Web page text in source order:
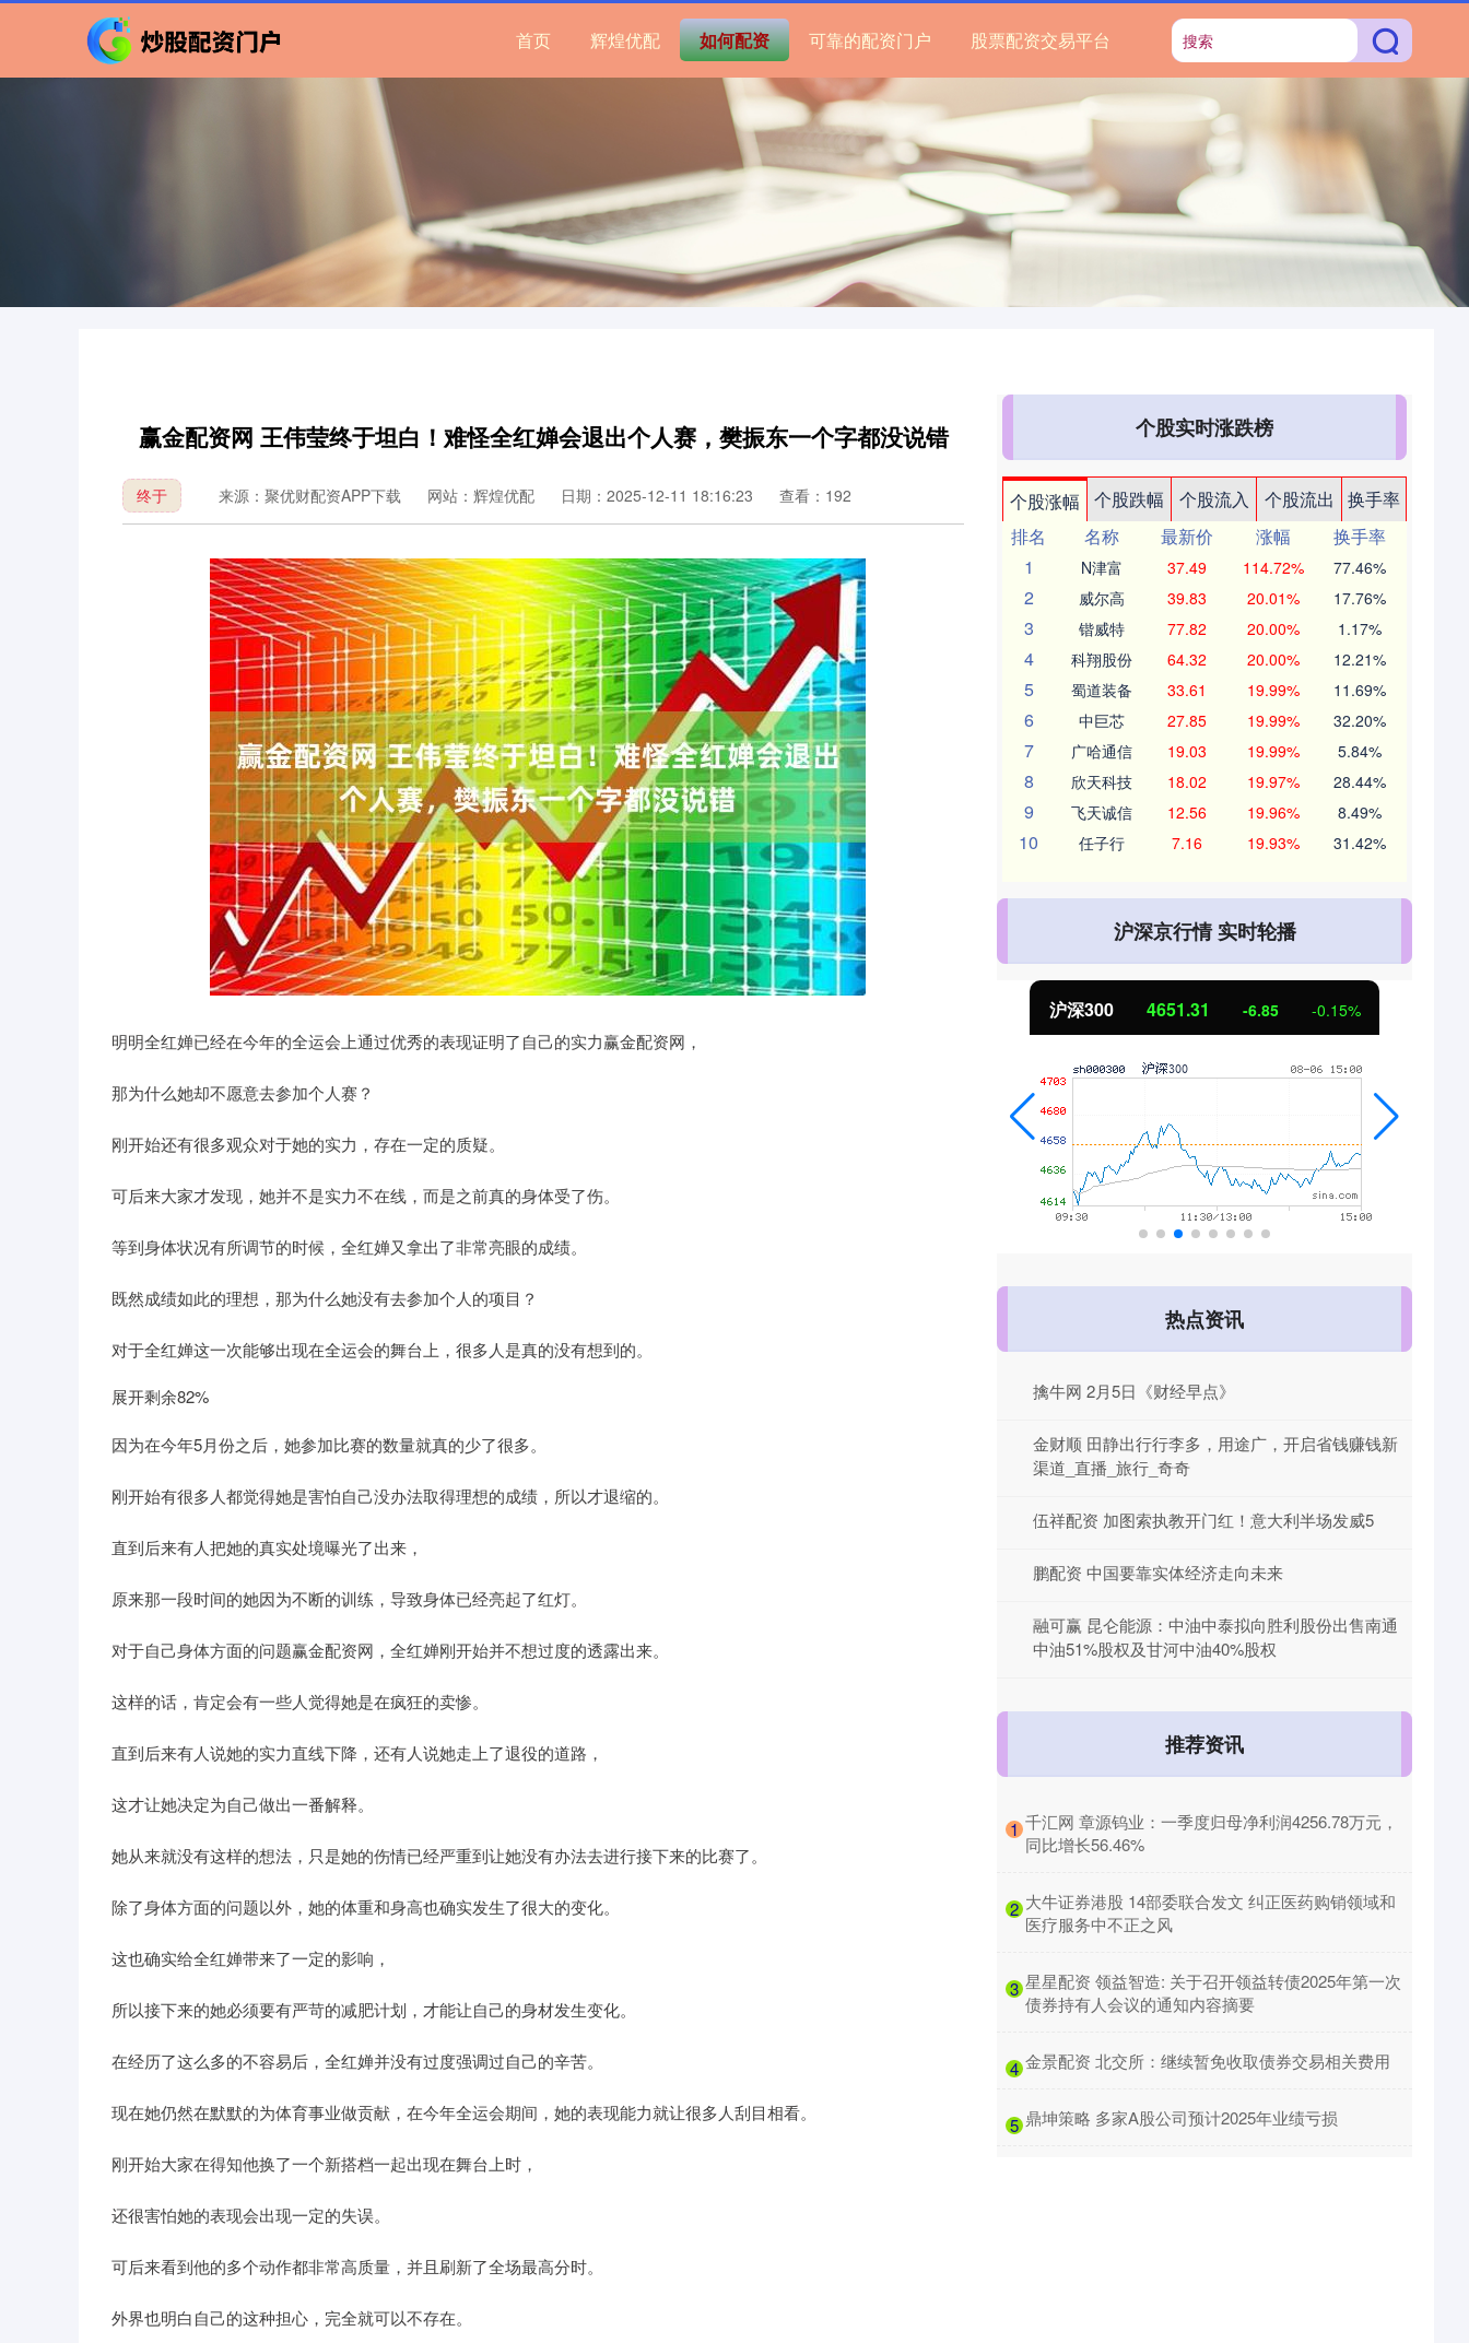
首页 辉煌优配 如何配资 可靠的配资门户 股票配资交易平台
赢金配资网 王伟莹终于坦白！难怪全红婵会退出个人赛，樊振东一个字都没说错
终于 来源：聚优财配资APP下载 网站：辉煌优配 日期：2025-12-11 18:16:23 查看：192
明明全红婵已经在今年的全运会上通过优秀的表现证明了自己的实力赢金配资网，
那为什么她却不愿意去参加个人赛？
刚开始还有很多观众对于她的实力，存在一定的质疑。
可后来大家才发现，她并不是实力不在线，而是之前真的身体受了伤。
等到身体状况有所调节的时候，全红婵又拿出了非常亮眼的成绩。
既然成绩如此的理想，那为什么她没有去参加个人的项目？
对于全红婵这一次能够出现在全运会的舞台上，很多人是真的没有想到的。
展开剩余82%
因为在今年5月份之后，她参加比赛的数量就真的少了很多。
刚开始有很多人都觉得她是害怕自己没办法取得理想的成绩，所以才退缩的。
直到后来有人把她的真实处境曝光了出来，
原来那一段时间的她因为不断的训练，导致身体已经亮起了红灯。
对于自己身体方面的问题赢金配资网，全红婵刚开始并不想过度的透露出来。
这样的话，肯定会有一些人觉得她是在疯狂的卖惨。
直到后来有人说她的实力直线下降，还有人说她走上了退役的道路，
这才让她决定为自己做出一番解释。
她从来就没有这样的想法，只是她的伤情已经严重到让她没有办法去进行接下来的比赛了。
除了身体方面的问题以外，她的体重和身高也确实发生了很大的变化。
这也确实给全红婵带来了一定的影响，
所以接下来的她必须要有严苛的减肥计划，才能让自己的身材发生变化。
在经历了这么多的不容易后，全红婵并没有过度强调过自己的辛苦。
现在她仍然在默默的为体育事业做贡献，在今年全运会期间，她的表现能力就让很多人刮目相看。
刚开始大家在得知他换了一个新搭档一起出现在舞台上时，
还很害怕她的表现会出现一定的失误。
可后来看到他的多个动作都非常高质量，并且刷新了全场最高分时。
外界也明白自己的这种担心，完全就可以不存在。
个股实时涨跌榜
个股涨幅 个股跌幅 个股流入 个股流出
换手率
排名
名称 最新价 涨幅
换手率
1
N津富 37.49 114.72% 77.46%
2 威尔高 39.83 20.01% 17.76%
3 锴威特 77.82 20.00% 1.17%
4 科翔股份 64.32 20.00% 12.21%
5 蜀道装备 33.61 19.99% 11.69%
6 中巨芯 27.85 19.99% 32.20%
7 广哈通信 19.03 19.99% 5.84%
8 欣天科技 18.02 19.97% 28.44%
9 飞天诚信 12.56 19.96% 8.49%
10 任子行 7.16 19.93% 31.42%
沪深京行情 实时轮播
北证50 1122.88 3.42 0.30%
热点资讯
擒牛网 2月5日《财经早点》
金财顺 田静出行行李多，用途广，开启省钱赚钱新
渠道_直播_旅行_奇奇
伍祥配资 加图索执教开门红！意大利半场发威5
鹏配资 中国要靠实体经济走向未来
融可赢 昆仑能源：中油中泰拟向胜利股份出售南通
中油51%股权及甘河中油40%股权
推荐资讯
1 ​千汇网 章源钨业：一季度归母净利润4256.78万元，
同比增长56.46%
2 ​大牛证券港股 14部委联合发文 纠正医药购销领域和
医疗服务中不正之风
3 ​星星配资 领益智造: 关于召开领益转债2025年第一次
债券持有人会议的通知内容摘要
4 ​金景配资 北交所：继续暂免收取债券交易相关费用
5 ​鼎坤策略 多家A股公司预计2025年业绩亏损